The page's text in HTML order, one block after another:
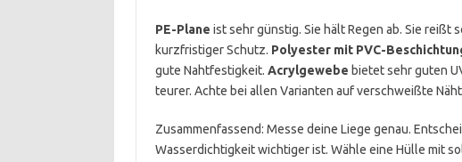
PE-Plane ist sehr günstig. Sie hält Regen ab. Sie reißt
kurzfristiger Schutz. Polyester mit PVC-
gute Nahtfestigkeit. Acrylgewebe bietet sehr guten
teurer. Achte bei allen Varianten auf verschweißte
Zusammenfassend: Messe deine Liege genau.
Wasserdichtigkeit wichtiger ist. Wähle eine Hülle mit